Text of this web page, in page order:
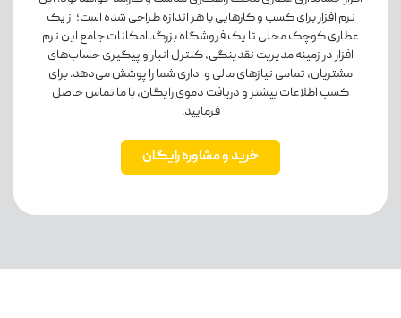
نرم افزار برای کسب و کارهایی با هر اندازه طراحی شده است؛ از یک
عطاری کوچک محلی تا یک فروشگاه بزرگ. امکانات جامع این نرم
افزار در زمینه مدیریت نقدینگی، کنترل انبار و پیگیری حساب‌های
مشتریان، تمامی نیازهای مالی و اداری شما را پوشش می‌دهد. برای
کسب اطلاعات بیشتر و دریافت دموی رایگان، با ما تماس حاصل
فرمایید.
خرید و مشاوره رایگان